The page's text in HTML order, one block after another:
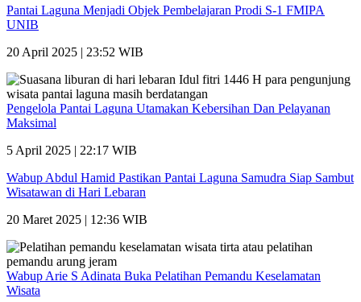
Pantai Laguna Menjadi Objek Pembelajaran Prodi S-1 FMIPA
UNIB
20 April 2025 | 23:52 WIB
Pengelola Pantai Laguna Utamakan Kebersihan Dan Pelayanan
Maksimal
5 April 2025 | 22:17 WIB
Wabup Abdul Hamid Pastikan Pantai Laguna Samudra Siap Sambut
Wisatawan di Hari Lebaran
20 Maret 2025 | 12:36 WIB
Wabup Arie S Adinata Buka Pelatihan Pemandu Keselamatan
Wisata